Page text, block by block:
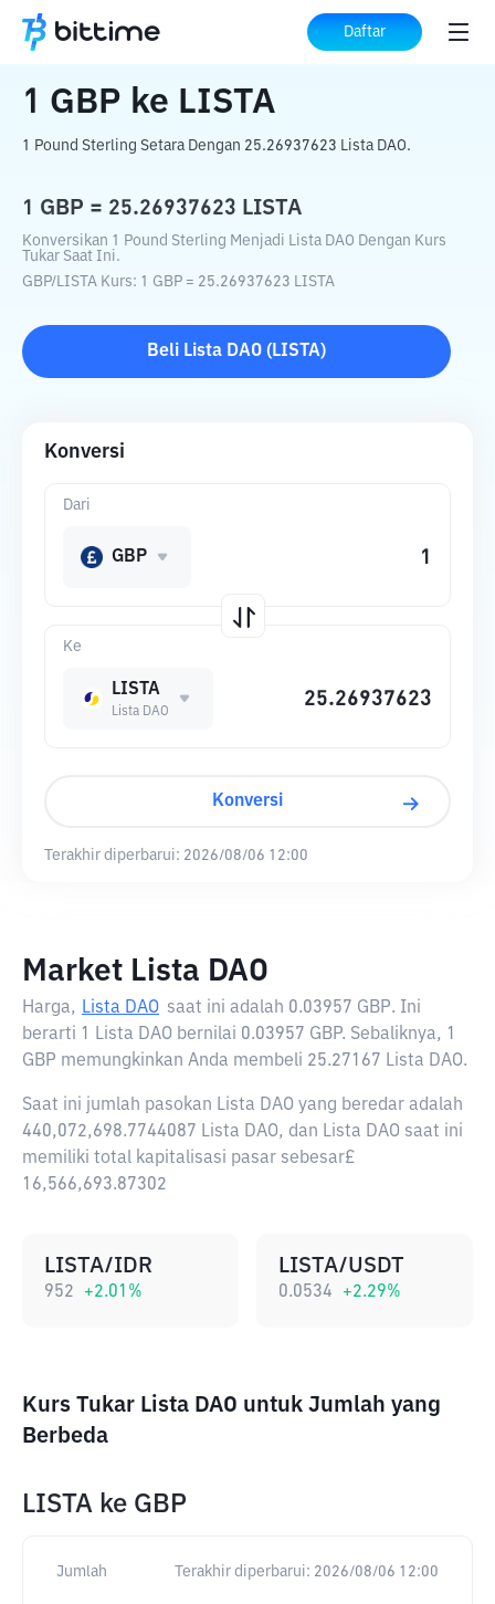
Daftar
Beranda Konverter Kripto ke LISTA
1 GBP ke LISTA
1 Pound Sterling Setara Dengan 25.26937623 Lista DAO.
1 GBP = 25.26937623 LISTA
Konversikan 1 Pound Sterling Menjadi Lista DAO Dengan Kurs
Tukar Saat Ini.
GBP/LISTA Kurs: 1 GBP = 25.26937623 LISTA
Beli Lista DAO ( LISTA)
Konversi
Ke
LISTA
Lista DAO
Dari
GBP
Konversi
Terakhir diperbarui: 2026/08/06 12:00
Market Lista DAO
Harga, Lista DAO saat ini adalah 0.03957 GBP. Ini
berarti 1 Lista DAO bernilai 0.03957 GBP. Sebaliknya, 1
GBP memungkinkan Anda membeli 25.27167 Lista DAO.
Saat ini jumlah pasokan Lista DAO yang beredar adalah
440,072,698.7744087 Lista DAO, dan Lista DAO saat ini
memiliki total kapitalisasi pasar sebesar£
16,566,693.87302
LISTA/IDR
952 +2.01 %
LISTA/USDT
0.0534 +2.29%
Kurs Tukar Lista DAO untuk Jumlah yang
Berbeda
LISTA ke GBP
Jumlah Terakhir diperbarui: 2026/08/06 12:00